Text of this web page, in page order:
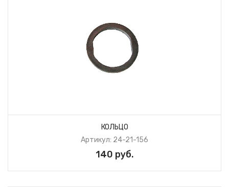
КОЛЬЦО
Артикул: 24-21-156
140 руб.